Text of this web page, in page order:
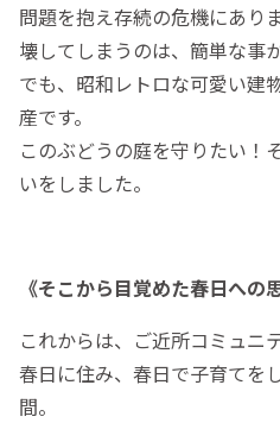
問題を抱え存続の危機にありま
壊してしまうのは、簡単な事
でも、昭和レトロな可愛い建
産です。
このぶどうの庭を守りたい！
いをしました。
《そこから目覚めた春日への
これからは、ご近所コミュニ
春日に住み、春日で子育てを
間。